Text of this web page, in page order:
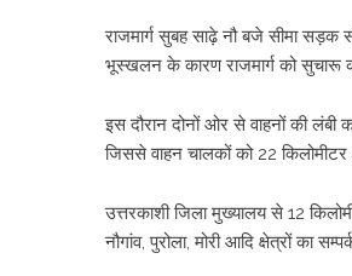
राजमार्ग सुबह साढ़े नौ बजे सीमा सड़क
भूस्खलन के कारण राजमार्ग को सुचारू
इस दौरान दोनों ओर से वाहनों की लंबी
जिससे वाहन चालकों को 22 किलोमीटर
उत्तरकाशी जिला मुख्यालय से 12
नौगांव, पुरोला, मोरी आदि क्षेत्रों का